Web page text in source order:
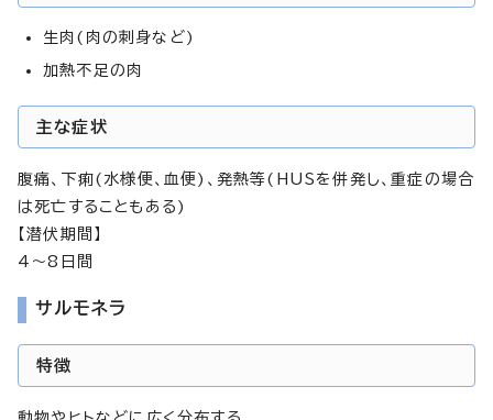
生肉(肉の刺身など)
加熱不足の肉
主な症状
腹痛、下痢(水様便、血便)、発熱等(HUSを併発し、重症の場合
は死亡することもある)
【潜伏期間】
4～8日間
サルモネラ
特徴